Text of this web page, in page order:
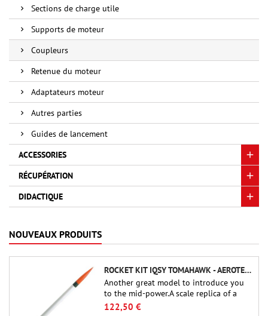
Sections de charge utile
Supports de moteur
Coupleurs
Retenue du moteur
Adaptateurs moteur
Autres parties
Guides de lancement
ACCESSORIES
RÉCUPÉRATION
DIDACTIQUE
NOUVEAUX PRODUITS
ROCKET KIT IQSY TOMAHAWK - AEROTECH
Another great model to introduce you
to the mid-power.A scale replica of a
famous sounding rocket, small in size
122,50 €